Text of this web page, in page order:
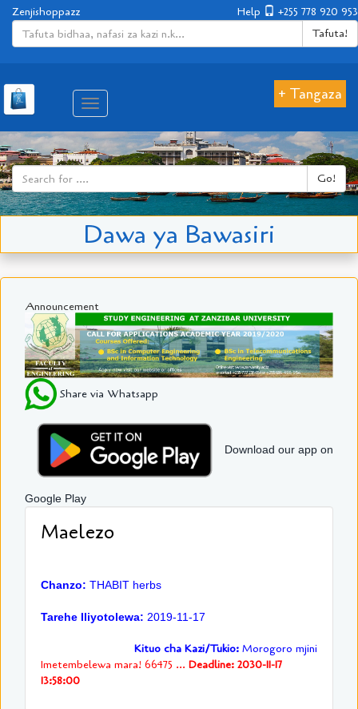
Help +255 778 920 953
Zenjishoppazz
Tafuta!
Aina
ya
matembezi
+ Tangaza
Go!
Dawa ya Bawasiri
Announcement
Share via Whatsapp
Download our app on
Google Play
Maelezo
Chanzo: THABIT herbs
Tarehe Iliyotolewa: 2019-11-17
Kituo cha Kazi/Tukio: Morogoro mjini
Imetembelewa mara! 66475 ... Deadline: 2030-11-17
13:58:00